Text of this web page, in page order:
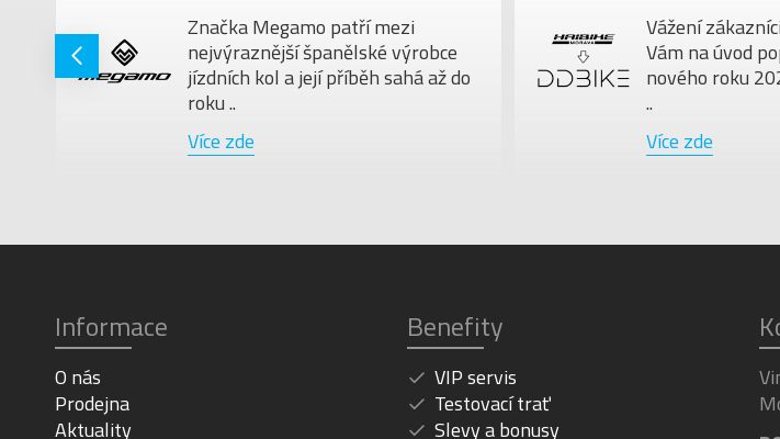
Značka Megamo patří mezi
nejvýraznější španělské výrobce
jízdních kol a její příběh sahá až do
roku ..
Více zde
Vážení
Vám na úvod
nového roku
..
Více zde
Informace
O nás
Prodejna
Aktuality
Benefity
VIP servis
Testovací trať
Slevy a bonusy